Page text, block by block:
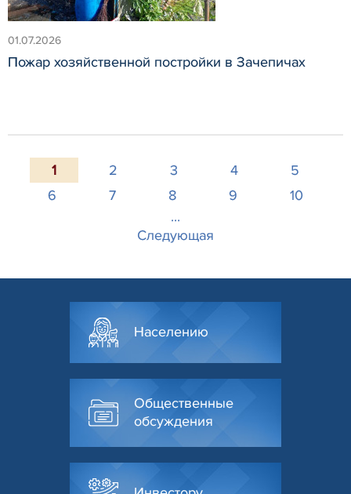
01.07.2026
Пожар хозяйственной постройки в Зачепичах
1 2 3 4
5
6
7 8 9
10
...
Следующая
Населению
Общественные
обсуждения